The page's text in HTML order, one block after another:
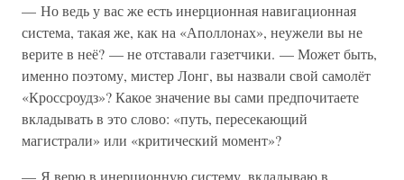
— Но ведь у вас же есть инерционная навигационная
система, такая же, как на «Аполлонах», неужели вы не
верите в неё? — не отставали газетчики. — Может быть,
именно поэтому, мистер Лонг, вы назвали свой самолёт
«Кроссроудз»? Какое значение вы сами предпочитаете
вкладывать в это слово: «путь, пересекающий
магистрали» или «критический момент»?
— Я верю в инерционную систему, вкладываю в